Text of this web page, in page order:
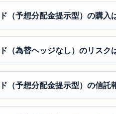
（予想分配金提示型）の購入
（為替ヘッジなし）のリスク
（予想分配金提示型）の信託